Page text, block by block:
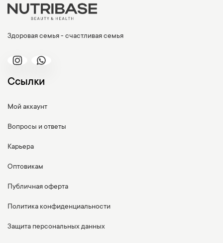
Здоровая семья - счастливая семья
Ссылки
Мой аккаунт
Вопросы и ответы
Карьера
Оптовикам
Публичная оферта
Политика конфиденциальности
Защита персональных данных